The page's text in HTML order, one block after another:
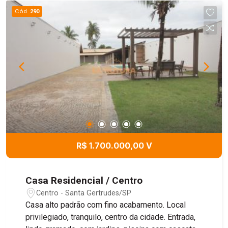
Cód. 290
R$ 1.700.000,00 V
Casa Residencial / Centro
Centro - Santa Gertrudes/SP
Casa alto padrão com fino acabamento. Local
privilegiado, tranquilo, centro da cidade. Entrada,